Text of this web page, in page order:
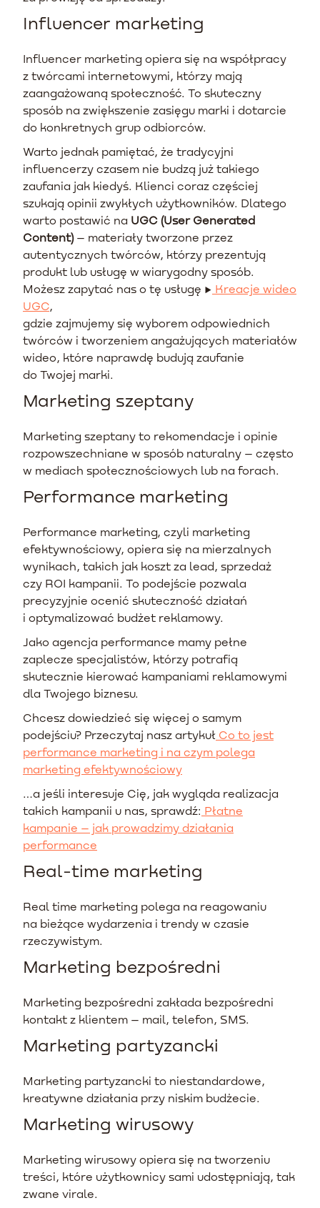
Influencer marketing
Influencer marketing opiera się na współpracy
z twórcami internetowymi, którzy mają
zaangażowaną społeczność. To skuteczny
sposób na zwiększenie zasięgu marki i dotarcie
do konkretnych grup odbiorców.
Warto jednak pamiętać, że tradycyjni
influencerzy czasem nie budzą już takiego
zaufania jak kiedyś. Klienci coraz częściej
szukają opinii zwykłych użytkowników. Dlatego
warto postawić na UGC (User Generated
Content)– materiały tworzone przez
autentycznych twórców, którzy prezentują
produkt lub usługę w wiarygodny sposób.
Możesz zapytać nas o tę usługę → Kreacje wideo
UGC,
gdzie zajmujemy się wyborem odpowiednich
twórców i tworzeniem angażujących materiałów
wideo, które naprawdę budują zaufanie
do Twojej marki.
Marketing szeptany
Marketing szeptany to rekomendacje i opinie
rozpowszechniane w sposób naturalny – często
w mediach społecznościowych lub na forach.
Performance marketing
Performance marketing, czyli marketing
efektywnościowy, opiera się na mierzalnych
wynikach, takich jak koszt za lead, sprzedaż
czy ROI kampanii. To podejście pozwala
precyzyjnie ocenić skuteczność działań
i optymalizować budżet reklamowy.
Jako agencja performance mamy pełne
zaplecze specjalistów, którzy potrafią
skutecznie kierować kampaniami reklamowymi
dla Twojego biznesu.
Chcesz dowiedzieć się więcej o samym
podejściu? Przeczytaj nasz artykuł Co to jest
performance marketing i na czym polega
marketing efektywnościowy
…a jeśli interesuje Cię, jak wygląda realizacja
takich kampanii u nas, sprawdź: Płatne
kampanie – jak prowadzimy działania
performance
Real-time marketing
Real time marketing polega na reagowaniu
na bieżące wydarzenia i trendy w czasie
rzeczywistym.
Marketing bezpośredni
Marketing bezpośredni zakłada bezpośredni
kontakt z klientem – mail, telefon, SMS.
Marketing partyzancki
Marketing partyzancki to niestandardowe,
kreatywne działania przy niskim budżecie.
Marketing wirusowy
Marketing wirusowy opiera się na tworzeniu
treści, które użytkownicy sami udostępniają, tak
zwane virale.